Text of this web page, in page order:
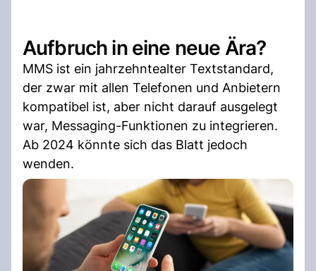
Aufbruch in eine neue Ära?
MMS ist ein jahrzehntealter Textstandard,
der zwar mit allen Telefonen und Anbietern
kompatibel ist, aber nicht darauf ausgelegt
war, Messaging-Funktionen zu integrieren.
Ab 2024 könnte sich das Blatt jedoch
wenden.